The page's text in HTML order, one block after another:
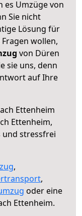
es Umzüge von
Sie nicht
Lösung für
wollen,
von Düren
sie uns, denn
auf Ihre
Ettenheim
Ettenheim,
und stressfrei
,
,
oder eine
Ettenheim.